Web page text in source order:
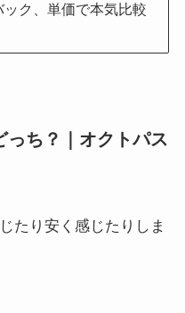
ック、単価で本気比較
っち？｜オクトパス
たり安く感じたりしま